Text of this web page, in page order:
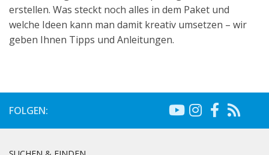
erstellen. Was steckt noch alles in dem Paket und
welche Ideen kann man damit kreativ umsetzen – wir
geben Ihnen Tipps und Anleitungen.
FOLGEN: